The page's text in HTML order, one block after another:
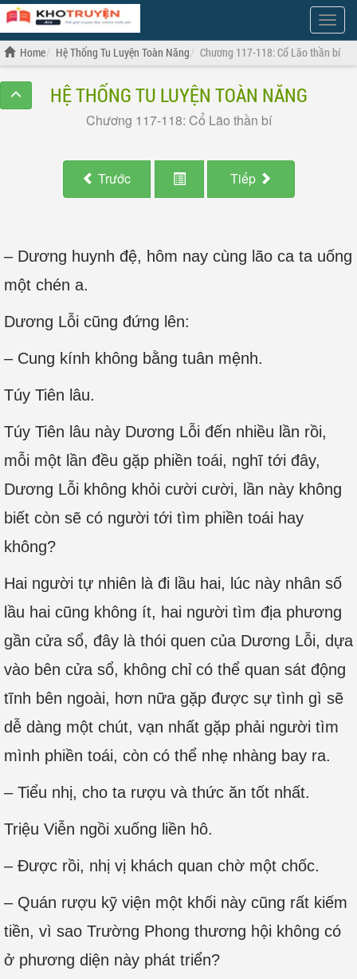
Show
Menu
Home Hệ Thống Tu Luyện Toàn Năng Chương 117-118: Cổ Lão thần bí
HỆ THỐNG TU LUYỆN TOÀN NĂNG
Chương 117-118: Cổ Lão thần bí
Trước Tiếp
– Dương huynh đệ, hôm nay cùng lão ca ta uống
một chén a.
Dương Lỗi cũng đứng lên:
– Cung kính không bằng tuân mệnh.
Túy Tiên lâu.
Túy Tiên lâu này Dương Lỗi đến nhiều lần rồi,
mỗi một lần đều gặp phiền toái, nghĩ tới đây,
Dương Lỗi không khỏi cười cười, lần này không
biết còn sẽ có người tới tìm phiền toái hay
không?
Hai người tự nhiên là đi lầu hai, lúc này nhân số
lầu hai cũng không ít, hai người tìm địa phương
gần cửa sổ, đây là thói quen của Dương Lỗi, dựa
vào bên cửa sổ, không chỉ có thể quan sát động
tĩnh bên ngoài, hơn nữa gặp được sự tình gì sẽ
dễ dàng một chút, vạn nhất gặp phải người tìm
mình phiền toái, còn có thể nhẹ nhàng bay ra.
– Tiểu nhị, cho ta rượu và thức ăn tốt nhất.
Triệu Viễn ngồi xuống liền hô.
– Được rồi, nhị vị khách quan chờ một chốc.
– Quán rượu kỹ viện một khối này cũng rất kiếm
tiền, vì sao Trường Phong thương hội không có
ở phương diện này phát triển?